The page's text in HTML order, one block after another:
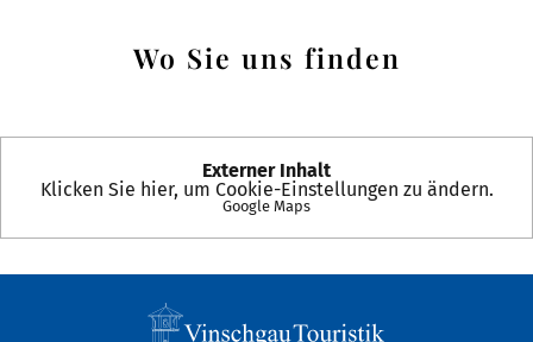
Wo Sie uns finden
Externer Inhalt
Klicken Sie hier, um Cookie-Einstellungen zu ändern.
Google Maps